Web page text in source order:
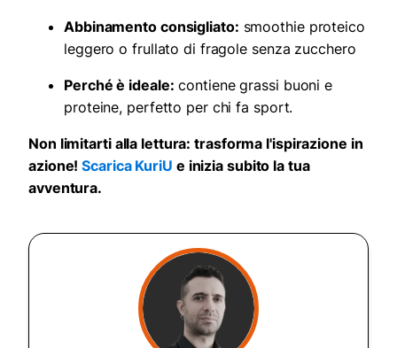
Abbinamento consigliato: smoothie proteico
leggero o frullato di fragole senza zucchero
Perché è ideale: contiene grassi buoni e
proteine, perfetto per chi fa sport.
Non limitarti alla lettura: trasforma l'ispirazione in
azione!Scarica KuriU e inizia subito la tua
avventura.